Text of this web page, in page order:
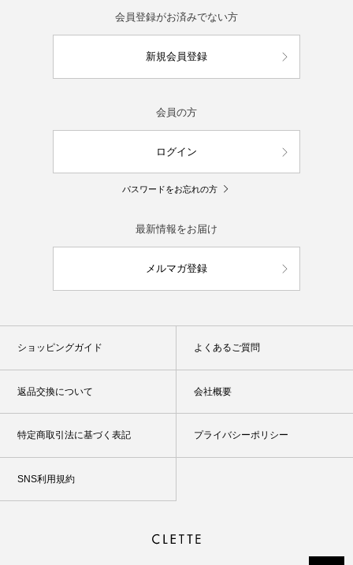
会員登録がお済みでない方
新規会員登録
会員の方
ログイン
パスワードをお忘れの方
最新情報をお届け
メルマガ登録
ショッピングガイド よくあるご質問
返品交換について 会社概要
特定商取引法に基づく表記 プライバシーポリシー
SNS利用規約